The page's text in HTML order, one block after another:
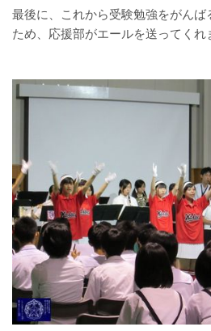
最後に、これから受験勉強をがん
ため、応援部がエールを送ってくれ